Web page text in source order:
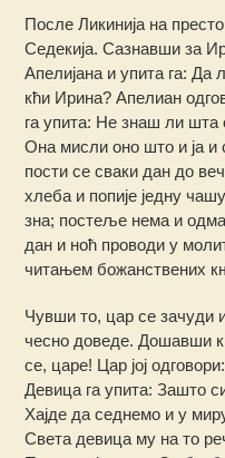
После Ликинија на
Седекија. Сазнавши за
Апелијана и упита га: Да
кћи Ирина? Апелиан
га упита: Не знаш ли шта
Она мисли оно што и ја и
пости се сваки дан до
хлеба и попије једну
зна; постеље нема и
дан и ноћ проводи у
читањем божанствених
Чувши то, цар се зачуди
чесно доведе. Дошавши
се, царе! Цар јој
Девица га упита: Зашто
Хајде да седнемо и у
Света девица му на то